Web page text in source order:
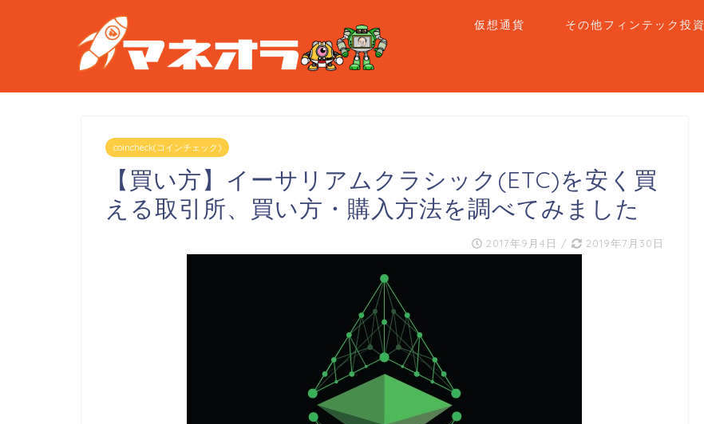
仮想通貨 その他フィンテック投資
coincheck(コインチェック)
【買い方】イーサリアムクラシック(ETC)を安く買
える取引所、買い方・購入方法を調べてみました
2017年9月4日 / 2019年7月30日